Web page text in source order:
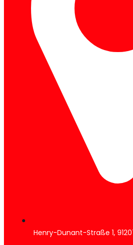
Henry-Dunant-Straße 1,